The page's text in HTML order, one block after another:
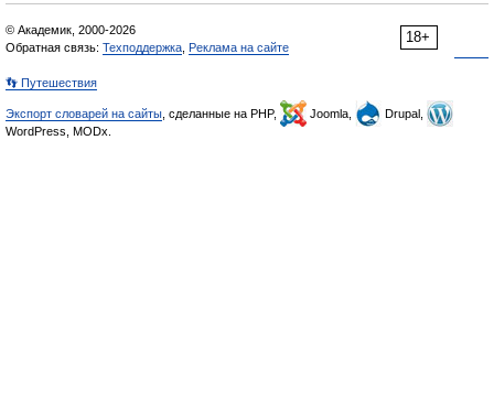
18+
© Академик, 2000-2026
Обратная связь: Техподдержка Реклама на сайте
👣 Путешествия
Экспорт словарей на сайты , сделанные на PHP, Joomla,
Drupal,
WordPress, MODx.